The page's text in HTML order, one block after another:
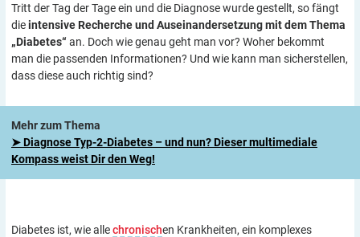
Tritt der Tag der Tage ein und die Diagnose wurde gestellt, so fängt
dieintensive Recherche und Auseinandersetzung mit dem Thema
„Diabetes“ an. Doch wie genau geht man vor? Woher bekommt
man die passenden Informationen? Und wie kann man sicherstellen,
dass diese auch richtig sind?
Mehr zum Thema
➤ Diagnose Typ-2-Diabetes – und nun? Dieser multimediale
Kompass weist Dir den Weg!
Diabetes ist, wie allechronischen Krankheiten, ein komplexes